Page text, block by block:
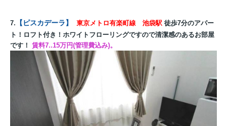
7. 【ピスカデーラ】 東京メトロ有楽町線 池袋駅 徒歩7分のアパー
ト！ロフト付き！ホワイトフローリングですので清潔感のあるお部屋
です！ 賃料7..15万円(管理費込み)。